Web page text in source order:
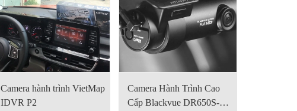
Camera hành trình VietMap
IDVR P2
Camera Hành Trình Cao
Cấp Blackvue DR650S-